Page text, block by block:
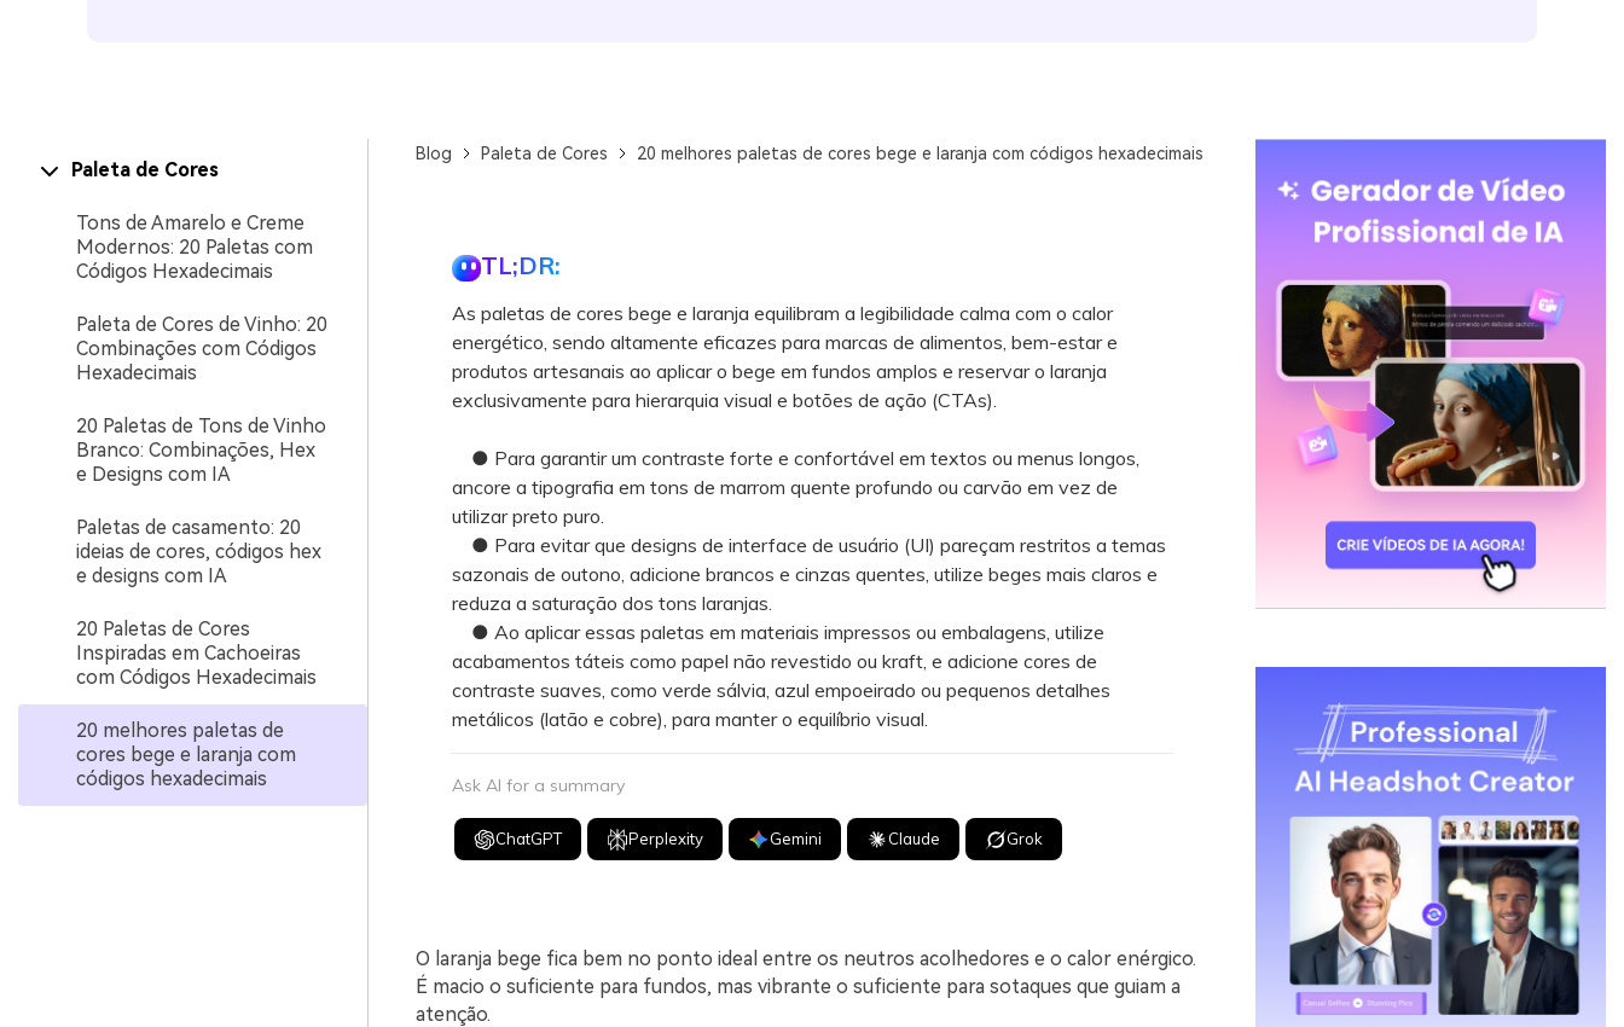
Paleta de Cores
Tons de Amarelo e Creme
Modernos: 20 Paletas com
Códigos Hexadecimais
Paleta de Cores de Vinho: 20
Combinações com Códigos
Hexadecimais
20 Paletas de Tons de Vinho
Branco: Combinações, Hex
e Designs com IA
Paletas de casamento: 20
ideias de cores, códigos hex
e designs com IA
20 Paletas de Cores
Inspiradas em Cachoeiras
com Códigos Hexadecimais
20 melhores paletas de
cores bege e laranja com
códigos hexadecimais
Blog Paleta de Cores 20 melhores paletas de cores bege e laranja com códigos hexadecimais
TL;DR:
As paletas de cores bege e laranja equilibram a legibilidade calma com o calor
energético, sendo altamente eficazes para marcas de alimentos, bem-estar e
produtos artesanais ao aplicar o bege em fundos amplos e reservar o laranja
exclusivamente para hierarquia visual e botões de ação (CTAs).
● Para garantir um contraste forte e confortável em textos ou menus longos,
ancore a tipografia em tons de marrom quente profundo ou carvão em vez de
utilizar preto puro.
● Para evitar que designs de interface de usuário (UI) pareçam restritos a temas
sazonais de outono, adicione brancos e cinzas quentes, utilize beges mais claros e
reduza a saturação dos tons laranjas.
● Ao aplicar essas paletas em materiais impressos ou embalagens, utilize
acabamentos táteis como papel não revestido ou kraft, e adicione cores de
contraste suaves, como verde sálvia, azul empoeirado ou pequenos detalhes
metálicos (latão e cobre), para manter o equilíbrio visual.
Ask AI for a summary
ChatGPT Perplexity Gemini Claude Grok
O laranja bege fica bem no ponto ideal entre os neutros acolhedores e o calor enérgico.
É macio o suficiente para fundos, mas vibrante o suficiente para sotaques que guiam a
atenção.